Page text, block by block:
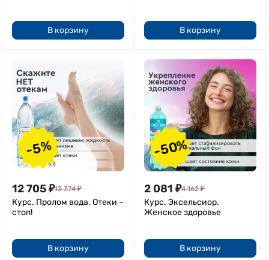
В корзину В корзину
-5%
12 705₽13 374 ₽
Курс. Пролом вода. Отеки –
стоп!
В корзину
-50%
2 081 ₽4 162 ₽
Курс. Эксельсиор.
Женское здоровье
В корзину